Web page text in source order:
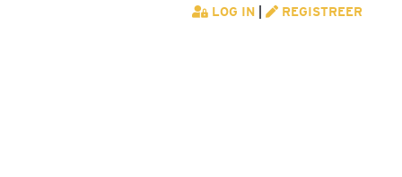
LOG IN REGISTREER